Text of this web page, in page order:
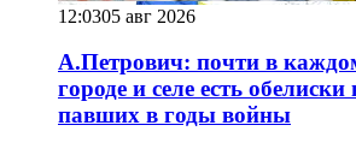
12:0305 авг 2026
А.Петрович: почти в
городе и селе есть
павших в годы войны